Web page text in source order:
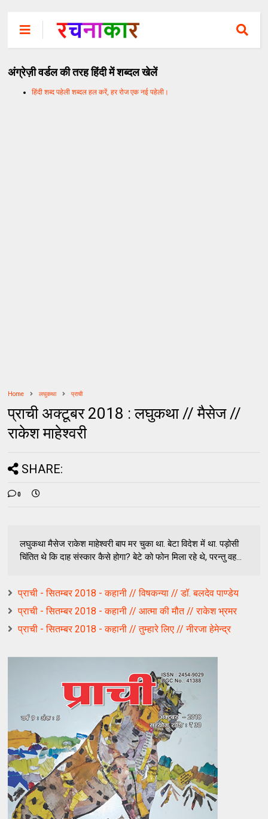
अंग्रेज़ी वर्डल की तरह हिंदी में शब्दल खेलें
हिंदी शब्द पहेली शब्दल हल करें, हर रोज एक नई पहेली।
Home लघुकथा प्राची
प्राची अक्टूबर 2018 : लघुकथा // मैसेज //
राकेश माहेश्वरी
SHARE:
0
लघुकथा मैसेज राकेश माहेश्वरी बाप मर चुका था. बेटा विदेश में था. पड़ोसी
चिंतित थे कि दाह संस्कार कैसे होगा? बेटे को फोन मिला रहे थे, परन्तु वह...
प्राची - सितम्बर 2018 - कहानी // विषकन्या // डॉ. बलदेव पाण्डेय
प्राची - सितम्बर 2018 - कहानी // आत्मा की मौत // राकेश भ्रमर
प्राची - सितम्बर 2018 - कहानी // तुम्हारे लिए // नीरजा हेमेन्द्र